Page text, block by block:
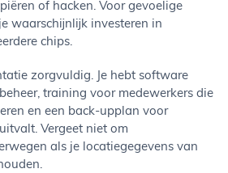
of hacken. Voor gevoelige
waarschijnlijk investeren in
chips.
zorgvuldig. Je hebt software
training voor medewerkers die
en een back-upplan voor
Vergeet niet om
als je locatiegegevens van